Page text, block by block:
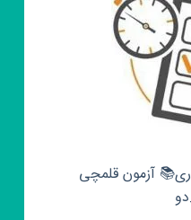
آزمون قلمچی‌‌